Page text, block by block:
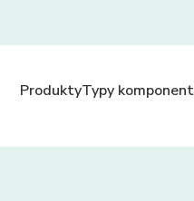
ProduktyTypy